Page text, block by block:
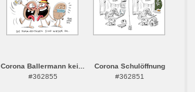
Corona Ballermann kei...
#362855
Corona Schulöffnung
#362851